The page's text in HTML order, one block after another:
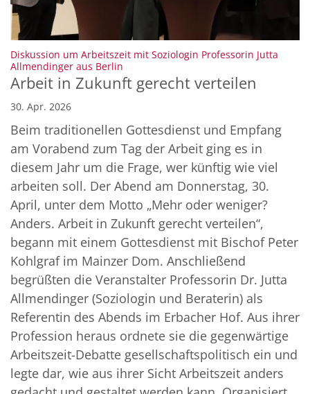
Diskussion um Arbeitszeit mit Soziologin Professorin Jutta
Allmendinger aus Berlin
Arbeit in Zukunft gerecht verteilen
30. Apr. 2026
Beim traditionellen Gottesdienst und Empfang
am Vorabend zum Tag der Arbeit ging es in
diesem Jahr um die Frage, wer künftig wie viel
arbeiten soll. Der Abend am Donnerstag, 30.
April, unter dem Motto „Mehr oder weniger?
Anders. Arbeit in Zukunft gerecht verteilen“,
begann mit einem Gottesdienst mit Bischof Peter
Kohlgraf im Mainzer Dom. Anschließend
begrüßten die Veranstalter Professorin Dr. Jutta
Allmendinger (Soziologin und Beraterin) als
Referentin des Abends im Erbacher Hof. Aus ihrer
Profession heraus ordnete sie die gegenwärtige
Arbeitszeit-Debatte gesellschaftspolitisch ein und
legte dar, wie aus ihrer Sicht Arbeitszeit anders